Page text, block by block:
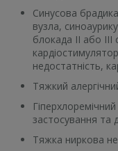
Синусова
вузла,
блокада ІІ або
недостатність,
Тяжкий
застосування та
Тяжка ниркова